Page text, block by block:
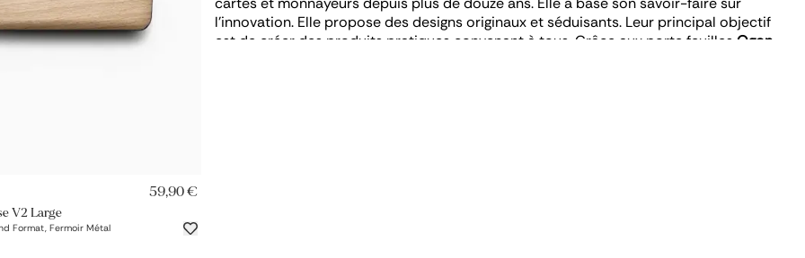
59,90 €
V2 Large
Format, Fermoir Métal
l’innovation. Elle propose des designs originaux et séduisants. Leur principal objectif
est de créer des produits pratiques convenant à tous. Grâce aux porte feuilles Ogon